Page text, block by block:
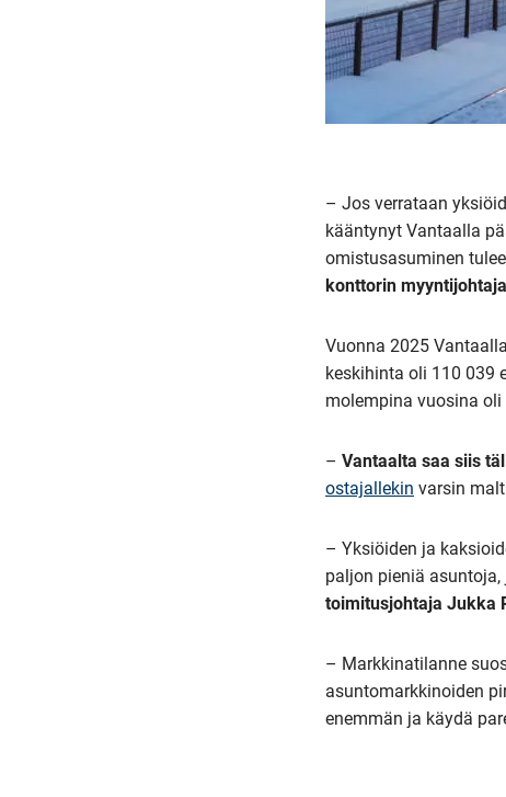
– Jos verrataan
kääntynyt Vantaalla
omistusasuminen
konttorin
Vuonna 2025
keskihinta oli 110 039
molempina vuosina oli
– Vantaalta saa siis
ostajallekin varsin
– Yksiöiden ja
paljon pieniä
toimitusjohtaja Jukka
– Markkinatilanne
asuntomarkkinoiden
enemmän ja käydä